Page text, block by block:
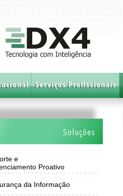
Soluções
e
Proativo
da Informação